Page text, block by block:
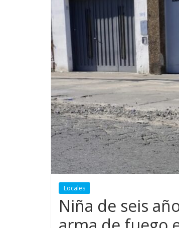
Locales
Niña de seis